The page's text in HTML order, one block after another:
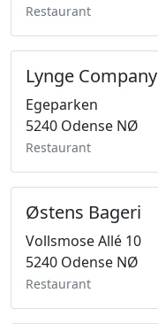
Restaurant
Lynge Company
Egeparken
5240 Odense NØ
Restaurant
Østens Bageri
Vollsmose Allé 10
5240 Odense NØ
Restaurant